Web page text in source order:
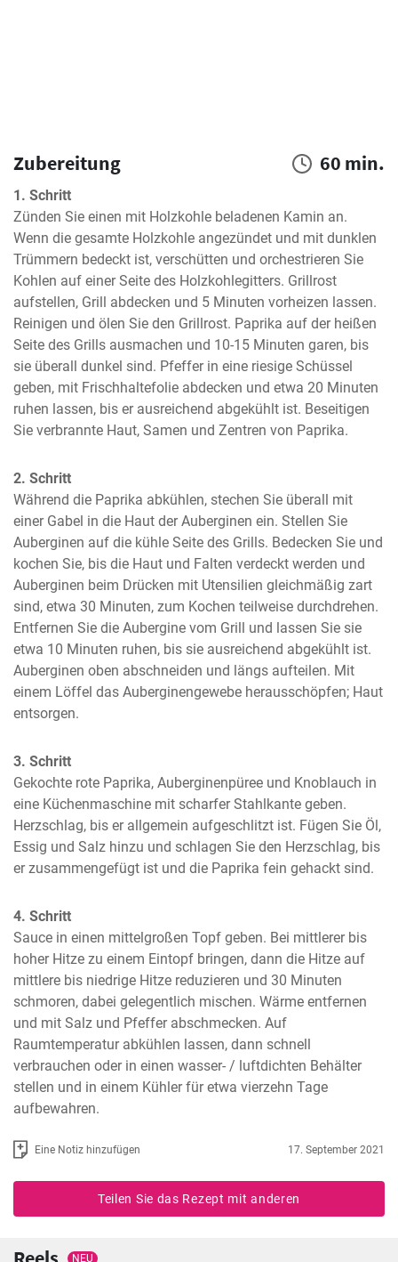
Zubereitung 60 min.
1. Schritt
Zünden Sie einen mit Holzkohle beladenen Kamin an.
Wenn die gesamte Holzkohle angezündet und mit dunklen
Trümmern bedeckt ist, verschütten und orchestrieren Sie
Kohlen auf einer Seite des Holzkohlegitters. Grillrost
aufstellen, Grill abdecken und 5 Minuten vorheizen lassen.
Reinigen und ölen Sie den Grillrost. Paprika auf der heißen
Seite des Grills ausmachen und 10-15 Minuten garen, bis
sie überall dunkel sind. Pfeffer in eine riesige Schüssel
geben, mit Frischhaltefolie abdecken und etwa 20 Minuten
ruhen lassen, bis er ausreichend abgekühlt ist. Beseitigen
Sie verbrannte Haut, Samen und Zentren von Paprika.
2. Schritt
Während die Paprika abkühlen, stechen Sie überall mit
einer Gabel in die Haut der Auberginen ein. Stellen Sie
Auberginen auf die kühle Seite des Grills. Bedecken Sie und
kochen Sie, bis die Haut und Falten verdeckt werden und
Auberginen beim Drücken mit Utensilien gleichmäßig zart
sind, etwa 30 Minuten, zum Kochen teilweise durchdrehen.
Entfernen Sie die Aubergine vom Grill und lassen Sie sie
etwa 10 Minuten ruhen, bis sie ausreichend abgekühlt ist.
Auberginen oben abschneiden und längs aufteilen. Mit
einem Löffel das Auberginengewebe herausschöpfen; Haut
entsorgen.
3. Schritt
Gekochte rote Paprika, Auberginenpüree und Knoblauch in
eine Küchenmaschine mit scharfer Stahlkante geben.
Herzschlag, bis er allgemein aufgeschlitzt ist. Fügen Sie Öl,
Essig und Salz hinzu und schlagen Sie den Herzschlag, bis
er zusammengefügt ist und die Paprika fein gehackt sind.
4. Schritt
Sauce in einen mittelgroßen Topf geben. Bei mittlerer bis
hoher Hitze zu einem Eintopf bringen, dann die Hitze auf
mittlere bis niedrige Hitze reduzieren und 30 Minuten
schmoren, dabei gelegentlich mischen. Wärme entfernen
und mit Salz und Pfeffer abschmecken. Auf
Raumtemperatur abkühlen lassen, dann schnell
verbrauchen oder in einen wasser- / luftdichten Behälter
stellen und in einem Kühler für etwa vierzehn Tage
aufbewahren.
Eine Notiz hinzufügen 17. September 2021
Teilen Sie das Rezept mit anderen
NEU